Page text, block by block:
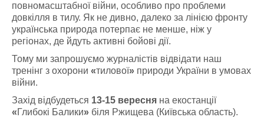
повномасштабної війни, особливо про проблеми
довкілля в тилу. Як не дивно, далеко за лінією фронту
українська природа потерпає не менше, ніж у
регіонах, де йдуть активні бойові дії.
Тому ми запрошуємо журналістів відвідати наш
тренінг з охорони «тилової» природи України в умовах
війни.
Захід відбудеться 13-15 вересня на екостанції
«Глибокі Балики» біля Ржищева (Київська область).